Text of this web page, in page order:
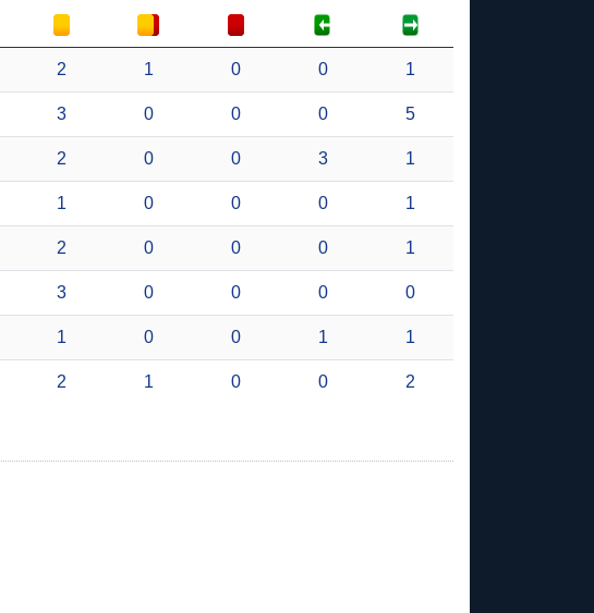
2 1 0 0 1
3 0 0 0 5
2 0 0 3 1
1 0 0 0 1
2 0 0 0 1
3 0 0 0 0
1 0 0 1 1
2 1 0 0 2